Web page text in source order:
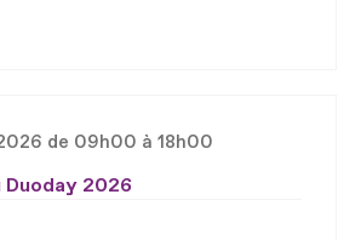
de 09h00 à 18h00
2026